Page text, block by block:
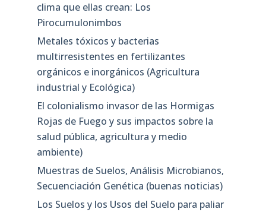
clima que ellas crean: Los
Pirocumulonimbos
Metales tóxicos y bacterias
multirresistentes en fertilizantes
orgánicos e inorgánicos (Agricultura
industrial y Ecológica)
El colonialismo invasor de las Hormigas
Rojas de Fuego y sus impactos sobre la
salud pública, agricultura y medio
ambiente)
Muestras de Suelos, Análisis Microbianos,
Secuenciación Genética (buenas noticias)
Los Suelos y los Usos del Suelo para paliar